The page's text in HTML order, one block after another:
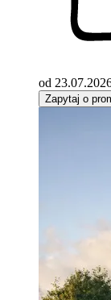
od
Zapytaj o